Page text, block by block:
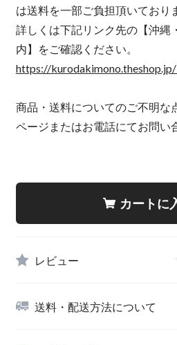
は送料を一部ご負担頂いており
詳しくは下記リンク先の【沖
内】をご確認ください。
https://
商品・送料についてのご不明な
ページまたはお電話にてお問い
カートに
レビュー
送料・配送方法について